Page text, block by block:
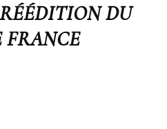
DU
FRANCE